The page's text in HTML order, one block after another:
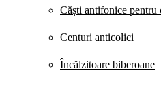
Căști antifonice pentru
Centuri anticolici
Încălzitoare biberoane